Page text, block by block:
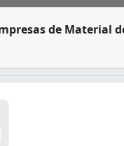
de Material
que fica no